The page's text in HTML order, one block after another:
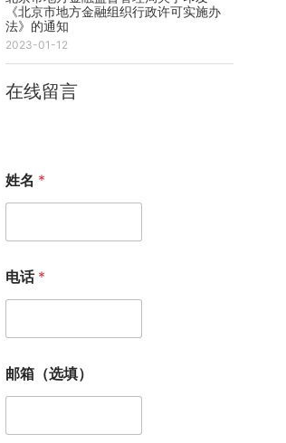
《北京市地方金融组织行政许可实施办
法》的通知
2023-01-12
在线留言
姓名 *
电话 *
箱
（
邮箱（选填）